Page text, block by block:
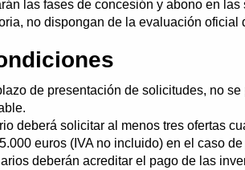
las fases de concesión y abono en
no dispongan de la evaluación oficial
de presentación de solicitudes, no
deberá solicitar al menos tres ofertas
euros (IVA no incluido) en el caso
deberán acreditar el pago de las